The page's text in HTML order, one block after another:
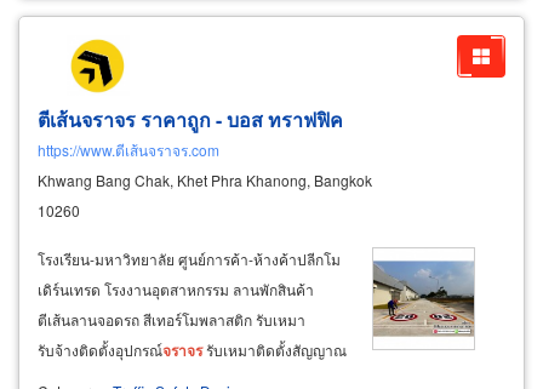
ตีเส้นจราจร ราคาถูก - บอส ทราฟฟิค
https://www.ตีเส้นจราจร.com
Khwang Bang Chak, Khet Phra Khanong, Bangkok
10260
โรงเรียน-มหาวิทยาลัย ศูนย์การค้า-ห้างค้าปลีกโม
เดิร์นเทรด โรงงานอุตสาหกรรม ลานพักสินค้า
ตีเส้นลานจอดรถ สีเทอร์โมพลาสติก รับเหมา
รับจ้างติดตั้งอุปกรณ์จราจรรับเหมาติดตั้งสัญญาณ
จราจร จราจร เครื่องหมาย